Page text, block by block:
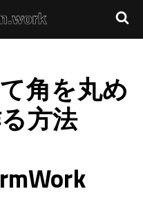
角を丸め
方法